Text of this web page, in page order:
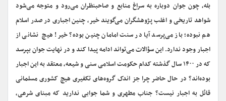
بله، چون جوان دوباره به سراغ منابع و صاحبنظران می‌رود و متوجه می‌شود
شواهد تاریخی و اغلب پژوهشگران می‌گویند خیر، چنین اجباری در صدر اسلام
هم نبوده؛ باز می‌پرسد آیا در سنت امامان چنین بوده؟ خیر! هیچ نشانی از
اجبار وجود ندارد. این سؤالات می‌تواند ادامه پیدا کند و در نهایت جوان بپرسد
که در ۱۴۰۰ سال گذشته کدام حکومت‌ اسلامی سنی و شیعه، معتقد به این اجبار
بوده‌اند؟ در حال حاضر چرا جز اندک گروه‌های تکفیری هیچ کشوری مسلمانی
قائل به اجبار نیست؟ جناب مطهری و شما جوابی ندارید که مبنای شرعی،